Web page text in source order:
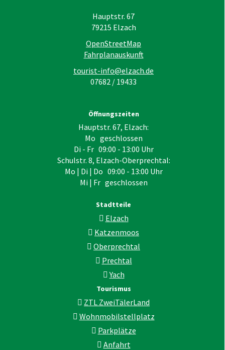
Hauptstr. 67
79215 Elzach
OpenStreetMap
Fahrplanauskunft
tourist-info@elzach.de
07682 / 19433
Öffnungszeiten
Hauptstr. 67, Elzach:
Mo geschlossen
Di - Fr 09:00 - 13:00 Uhr
Schulstr. 8, Elzach-Oberprechtal:
Mo | Di | Do 09:00 - 13:00 Uhr
Mi | Fr geschlossen
Stadtteile
Elzach
Katzenmoos
Oberprechtal
Prechtal
Yach
Tourismus
ZTL ZweiTälerLand
Wohnmobilstellplatz
Parkplätze
Anfahrt